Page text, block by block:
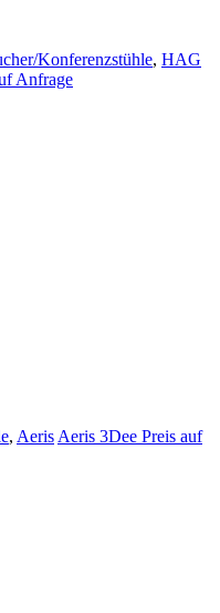
Konferenzstühle, HAG
Anfrage
, Aeris Aeris 3Dee Preis auf